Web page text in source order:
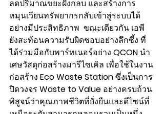
ลดปริมาณขยะฝังกลบ และสร้างการ
หมุนเวียนทรัพยากรกลับเข้าสู่ระบบได้
อย่างมีประสิทธิภาพ  ขณะเดียวกัน เอพี
ยังสะท้อนความรับผิดชอบอย่างลึกซึ้ง ที่
ได้ร่วมมือกับพาร์ทเนอร์อย่าง QCON นำ
เศษวัสดุก่อสร้างมารีไซเคิล เพื่อใช้ในงาน
ก่อสร้าง Eco Waste Station ซึ่งเป็นการ
ปิดวงจร Waste to Value อย่างครบถ้วน
พิสูจน์ว่าคุณภาพชีวิตที่ยั่งยืนและดีไซน์ที่